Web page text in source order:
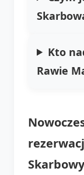
Kto
Rawie